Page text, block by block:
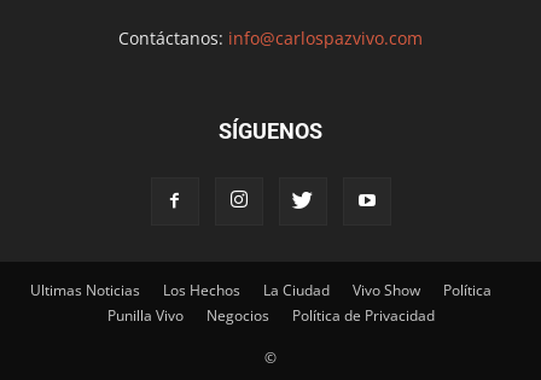
Contáctanos: info@carlospazvivo.com
SÍGUENOS
Ultimas Noticias Los Hechos La Ciudad Vivo Show
Política
Punilla Vivo
Negocios Política de Privacidad
©